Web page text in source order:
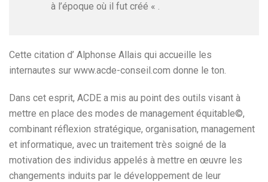
à l’époque où il fut créé « .
Cette citation d’ Alphonse Allais qui accueille les
internautes sur www.acde-conseil.com donne le ton.
Dans cet esprit, ACDE a mis au point des outils visant à
mettre en place des modes de management équitable©,
combinant réflexion stratégique, organisation, management
et informatique, avec un traitement très soigné de la
motivation des individus appelés à mettre en œuvre les
changements induits par le développement de leur